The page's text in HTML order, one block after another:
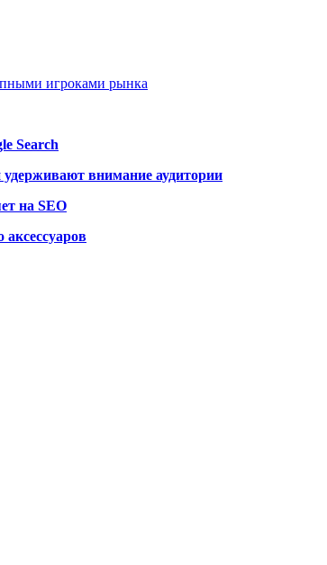
игроками рынка
Search
внимание аудитории
на SEO